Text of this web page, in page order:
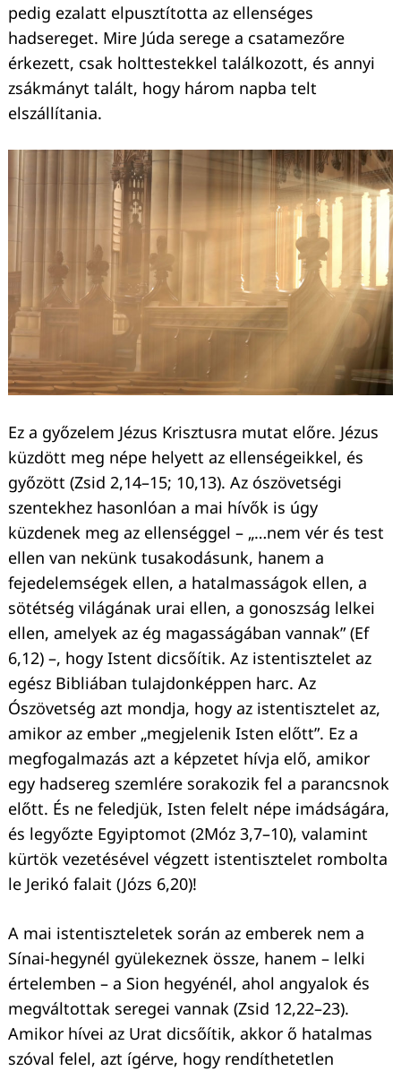
pedig ezalatt elpusztította az ellenséges
hadsereget. Mire Júda serege a csatamezőre
érkezett, csak holttestekkel találkozott, és annyi
zsákmányt talált, hogy három napba telt
elszállítania.
Ez a győzelem Jézus Krisztusra mutat előre. Jézus
küzdött meg népe helyett az ellenségeikkel, és
győzött (Zsid 2,14–15; 10,13). Az ószövetségi
szentekhez hasonlóan a mai hívők is úgy
küzdenek meg az ellenséggel – „…nem vér és test
ellen van nekünk tusakodásunk, hanem a
fejedelemségek ellen, a hatalmasságok ellen, a
sötétség világának urai ellen, a gonoszság lelkei
ellen, amelyek az ég magasságában vannak” (Ef
6,12) –, hogy Istent dicsőítik. Az istentisztelet az
egész Bibliában tulajdonképpen harc. Az
Ószövetség azt mondja, hogy az istentisztelet az,
amikor az ember „megjelenik Isten előtt”. Ez a
megfogalmazás azt a képzetet hívja elő, amikor
egy hadsereg szemlére sorakozik fel a parancsnok
előtt. És ne feledjük, Isten felelt népe imádságára,
és legyőzte Egyiptomot (2Móz 3,7–10), valamint
kürtök vezetésével végzett istentisztelet rombolta
le Jerikó falait (Józs 6,20)!
A mai istentiszteletek során az emberek nem a
Sínai-hegynél gyülekeznek össze, hanem – lelki
értelemben – a Sion hegyénél, ahol angyalok és
megváltottak seregei vannak (Zsid 12,22–23).
Amikor hívei az Urat dicsőítik, akkor ő hatalmas
szóval felel, azt ígérve, hogy rendíthetetlen
Keresés: